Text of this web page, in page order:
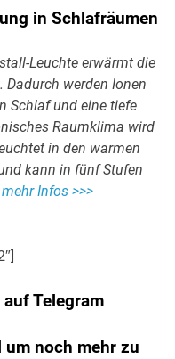
in Schlafräumen
Leuchte erwärmt die
werden Ionen
Schlaf und eine tiefe
Raumklima wird
in den warmen
kann in fünf Stufen
Infos >>>
Telegram
noch mehr zu